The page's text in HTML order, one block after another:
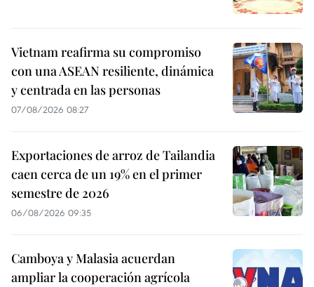
Vietnam reafirma su compromiso
con una ASEAN resiliente, dinámica
y centrada en las personas
07/08/2026 08:27
Exportaciones de arroz de Tailandia
caen cerca de un 19% en el primer
semestre de 2026
06/08/2026 09:35
Camboya y Malasia acuerdan
ampliar la cooperación agrícola